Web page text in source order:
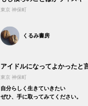
東京 神保町
くるみ書房
アイドルになってよかったと
東京 神保町
自分らしく生きていきたい
ぜひ、手に取ってみてください。